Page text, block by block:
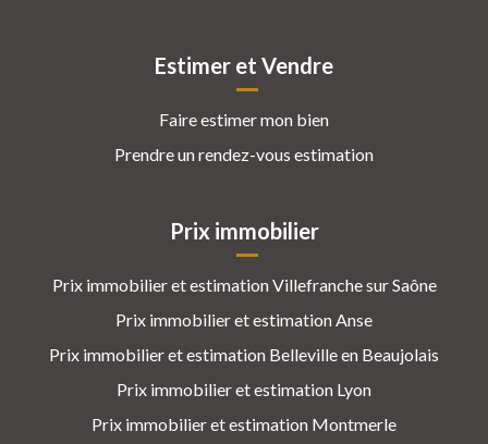
Estimer et Vendre
Faire estimer mon bien
Prendre un rendez-vous estimation
Prix immobilier
Prix immobilier et estimation Villefranche sur Saône
Prix immobilier et estimation Anse
Prix immobilier et estimation Belleville en Beaujolais
Prix immobilier et estimation Lyon
Prix immobilier et estimation Montmerle